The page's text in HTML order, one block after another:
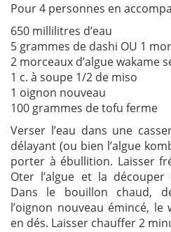
Pour 4 personnes en
650 millilitres d’eau
5 grammes de dashi OU 1
2 morceaux d’algue wakame
1 c. à soupe 1/2 de miso
1 oignon nouveau
100 grammes de tofu ferme
Verser l’eau dans une
délayant (ou bien l’algue
porter à ébullition. Laisser
Oter l’algue et la découper
Dans le bouillon chaud,
l’oignon nouveau émincé,
en dés. Laisser chauffer 2